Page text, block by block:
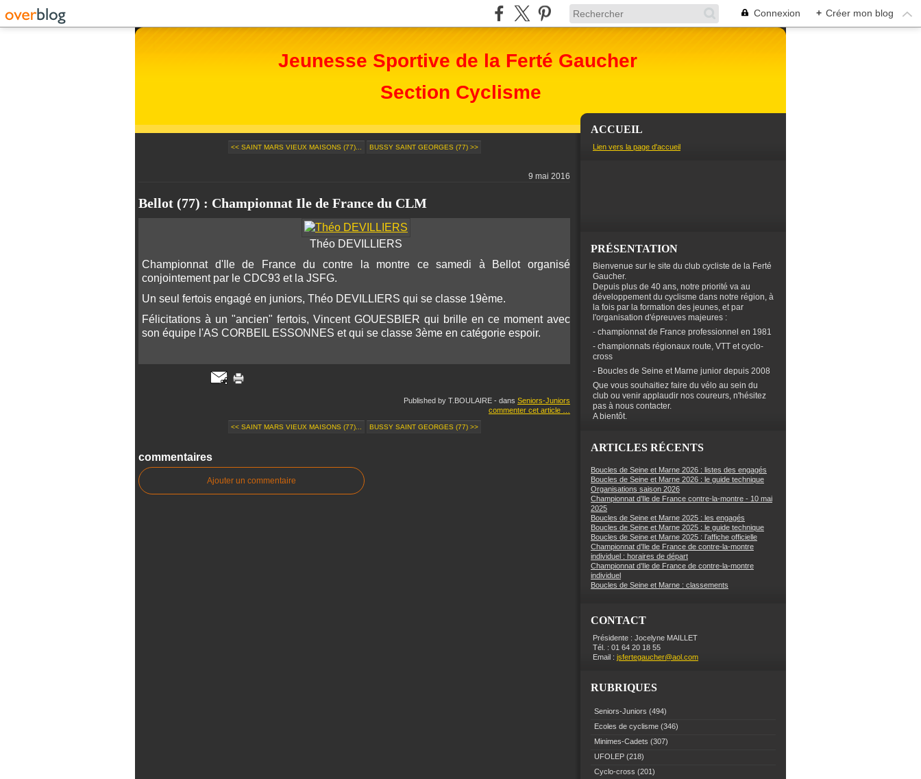
Connexion + Créer mon blog
Jeunesse Sportive de la Ferté Gaucher
Section Cyclisme
<< SAINT MARS VIEUX MAISONS (77)... BUSSY SAINT GEORGES (77) >>
9 mai 2016
Bellot (77) : Championnat Ile de France du CLM
Théo DEVILLIERS
Championnat d'Ile de France du contre la montre ce samedi à Bellot organisé
conjointement par le CDC93 et la JSFG.
Un seul fertois engagé en juniors, Théo DEVILLIERS qui se classe 19ème.
Félicitations à un "ancien" fertois, Vincent GOUESBIER qui brille en ce moment avec
son équipe l'AS CORBEIL ESSONNES et qui se classe 3ème en catégorie espoir.
Published by T.BOULAIRE - dans Seniors-Juniors
commenter cet article
<< SAINT MARS VIEUX MAISONS (77)... BUSSY SAINT GEORGES (77) >>
commentaires
Ajouter un commentaire
ACCUEIL
Lien vers la page d'accueil
PRÉSENTATION
Bienvenue sur le site du club cycliste de la Ferté
Gaucher.
Depuis plus de 40 ans, notre priorité va au
développement du cyclisme dans notre région, à
la fois par la formation des jeunes, et par
l'organisation d'épreuves majeures :
- championnat de France professionnel en 1981
- championnats régionaux route, VTT et cyclo-
cross
- Boucles de Seine et Marne junior depuis 2008
Que vous souhaitiez faire du vélo au sein du
club ou venir applaudir nos coureurs, n'hésitez
pas à nous contacter.
A bientôt.
ARTICLES RÉCENTS
Boucles de Seine et Marne 2026 : listes des engagés
Boucles de Seine et Marne 2026 : le guide technique
Organisations saison 2026
Championnat d’Ile de France contre-la-montre - 10 mai
2025
Boucles de Seine et Marne 2025 : les engagés
Boucles de Seine et Marne 2025 : le guide technique
Boucles de Seine et Marne 2025 : l’affiche officielle
Championnat d’Ile de France de contre-la-montre
individuel : horaires de départ
Championnat d’Ile de France de contre-la-montre
individuel
Boucles de Seine et Marne : classements
CONTACT
Présidente : Jocelyne MAILLET
Tél. : 01 64 20 18 55
Email : jsfertegaucher@aol.com
RUBRIQUES
Seniors-Juniors (494)
Ecoles de cyclisme (346)
Minimes-Cadets (307)
UFOLEP (218)
Cyclo-cross (201)